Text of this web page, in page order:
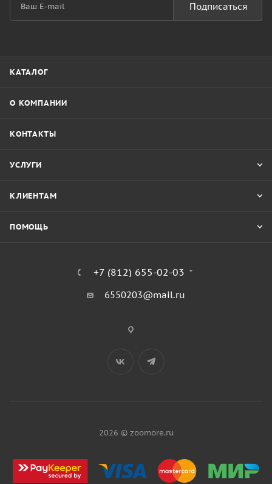
Подписаться
КАТАЛОГ
О КОМПАНИИ
КОНТАКТЫ
УСЛУГИ
КЛИЕНТАМ
ПОМОЩЬ
+7 (812) 655-02-03
6550203@mail.ru
2026 © zoomore.ru